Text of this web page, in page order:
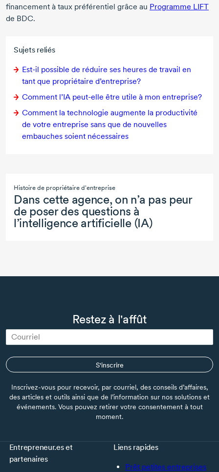
Sujets reliés
Est-il possible de réduire ses heures de travail en
tant que propriétaire d’entreprise?
Comment l’IA peut-elle être utile à mon entreprise?
Comment la technologie augmente la productivité
de votre entreprise sans que de nouvelles
embauches soient nécessaires
Histoire de propriétaire d'entreprise
Dans cette agence, on n’a pas peur
de poser des questions à
l’intelligence artificielle (IA)
financement à taux préférentiel grâce au Programme LIFT
de BDC.
Restez à l'affût
S'inscrire
Inscrivez-vous pour recevoir, par courriel, des conseils d’affaires,
des articles et outils ainsi que de l’information sur nos solutions et
événements. Vous pouvez retirer votre consentement à tout
moment.
Entrepreneur.es et
partenaires
Liens rapides
Prêt petites entreprises